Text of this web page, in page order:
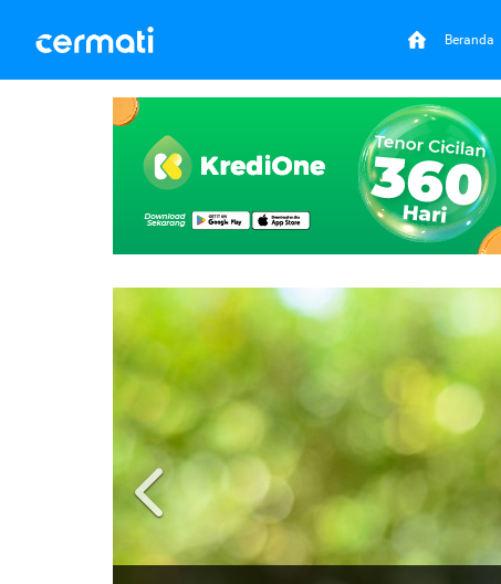
Beranda
Previous